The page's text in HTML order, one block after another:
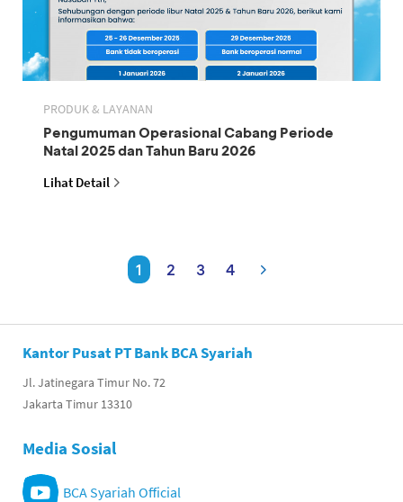
PRODUK & LAYANAN
Pengumuman Operasional Cabang Periode
Natal 2025 dan Tahun Baru 2026
Lihat Detail
1 2 3 4
Kantor Pusat PT Bank BCA Syariah
Jl. Jatinegara Timur No. 72
Jakarta Timur 13310
Media Sosial
BCA Syariah Official